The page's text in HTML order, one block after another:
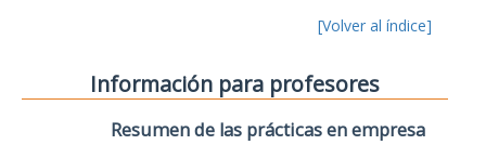
[Volver al índice]
Información para profesores
Resumen de las prácticas en empresa